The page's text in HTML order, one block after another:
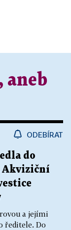
aneb
ODEBÍRAT
do
Akviziční
a jejími
ředitele. Do